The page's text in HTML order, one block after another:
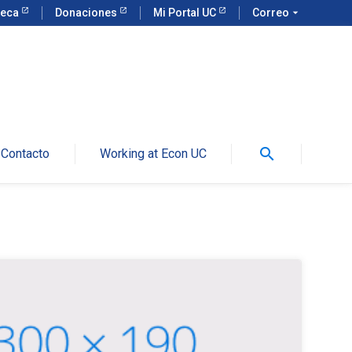
Donaciones Mi Portal UC Correo arrow_drop_down
Contacto Working at Econ UC search